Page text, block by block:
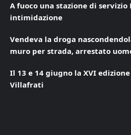
A fuoco una stazione di servizio
intimidazione
Vendeva la droga
muro per strada, arrestato
Il 13 e 14 giugno la XVI
Villafrati